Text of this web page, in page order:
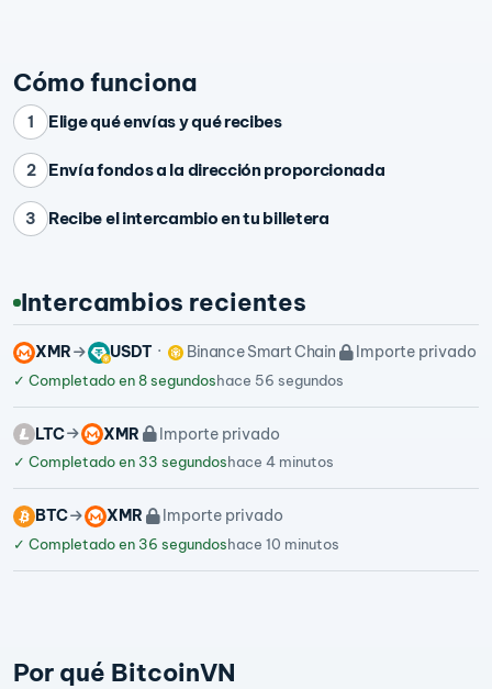
Cómo funciona
1 Elige qué envías y qué recibes
2 Envía fondos a la dirección proporcionada
3 Recibe el intercambio en tu billetera
Intercambios recientes
XMR USDT Binance Smart Chain Importe privado
✓ Completado en 8 segundoshace 56 segundos
LTC XMR Importe privado
✓ Completado en 33 segundoshace 4 minutos
BTC XMR Importe privado
✓ Completado en 36 segundoshace 10 minutos
Por qué BitcoinVN